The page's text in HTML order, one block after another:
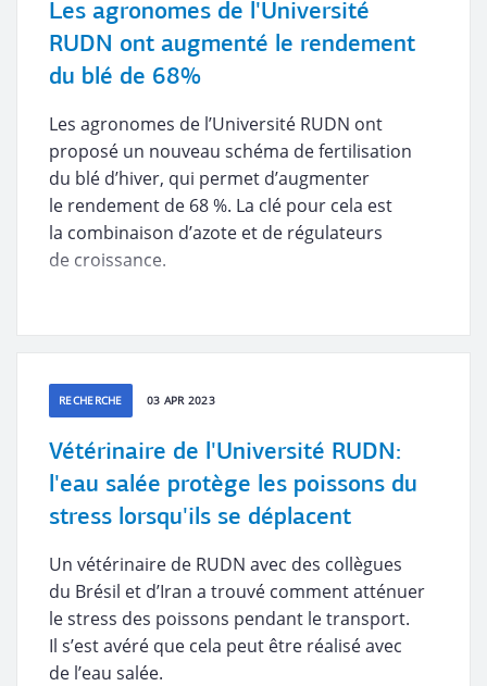
Les agronomes de l'Université
RUDN ont augmenté le rendement
du blé de 68%
Les agronomes de l’Université RUDN ont
proposé un nouveau schéma de fertilisation
du blé d’hiver, qui permet d’augmenter
le rendement de 68 %. La clé pour cela est
la combinaison d’azote et de régulateurs
de croissance.
RECHERCHE 03 APR 2023
Vétérinaire de l'Université RUDN:
l'eau salée protège les poissons du
stress lorsqu'ils se déplacent
Un vétérinaire de RUDN avec des collègues
du Brésil et d’Iran a trouvé comment atténuer
le stress des poissons pendant le transport.
Il s’est avéré que cela peut être réalisé avec
de l’eau salée.